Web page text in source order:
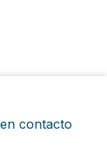
contacto